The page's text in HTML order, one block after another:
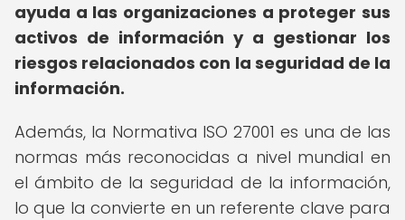
ayuda a las organizaciones a proteger sus
activos de información y a gestionar los
riesgos relacionados con la seguridad de la
información.
Además, la Normativa ISO 27001 es una de las
normas más reconocidas a nivel mundial en
el ámbito de la seguridad de la información,
lo que la convierte en un referente clave para